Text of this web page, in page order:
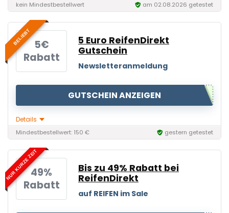
kein Mindestbestellwert am 02.08.2026 getestet
BELIEBT 5€
Rabatt
5 Euro ReifenDirekt
Gutschein
Newsletteranmeldung
GUTSCHEIN ANZEIGEN
Details
Mindestbestellwert: 150 € gestern getestet
NUR KURZE ZEIT49%
Rabatt
Bis zu 49% Rabatt bei
ReifenDirekt
auf REIFEN im Sale